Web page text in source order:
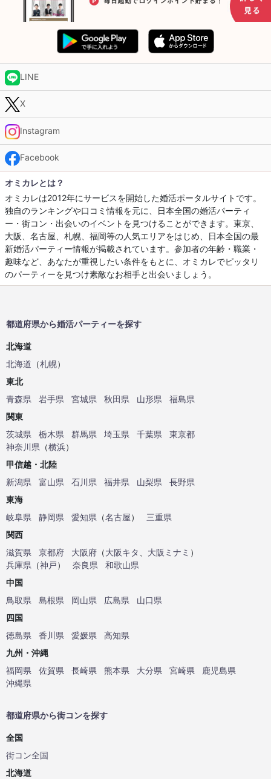
LINE
X
Instagram
Facebook
オミカレとは？
オミカレは2012年にサービスを開始した婚活ポータルサイトです。
独自のランキングや口コミ情報を元に、日本全国の婚活パーティ
ー・街コン・出会いのイベントを見つけることができます。東京、
大阪、名古屋、札幌、福岡等の人気エリアをはじめ、日本全国の最
新婚活パーティー情報が掲載されています。参加者の年齢・職業・
趣味など、あなたが重視したい条件をもとに、オミカレでピッタリ
のパーティーを見つけ素敵なお相手と出会いましょう。
都道府県から婚活パーティーを探す
北海道
北海道 （札幌）
東北
青森県
岩手県 宮城県 秋田県 山形県
福島県
関東
茨城県
栃木県 群馬県 埼玉県 千葉県
東京都
神奈川県 （横浜）
甲信越・北陸
新潟県
富山県 石川県 福井県 山梨県
長野県
東海
岐阜県
静岡県 愛知県 （名古屋）
三重県
関西
滋賀県
京都府 大阪府 （大阪キタ 大阪ミナミ ）
兵庫県 （神戸） 奈良県
和歌山県
中国
鳥取県
島根県 岡山県 広島県
山口県
四国
徳島県
香川県 愛媛県
高知県
九州・沖縄
福岡県
佐賀県 長崎県 熊本県 大分県 宮崎県
鹿児島県
沖縄県
都道府県から街コンを探す
全国
街コン全国
北海道